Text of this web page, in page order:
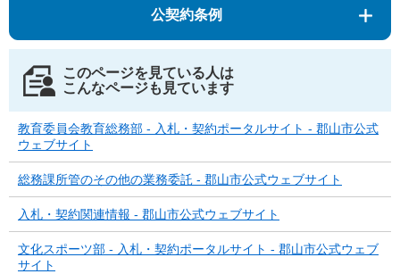
公契約条例
このページを見ている人は
こんなページも見ています
教育委員会教育総務部 - 入札・契約ポータルサイト - 郡山市公式
ウェブサイト
総務課所管のその他の業務委託 - 郡山市公式ウェブサイト
入札・契約関連情報 - 郡山市公式ウェブサイト
文化スポーツ部 - 入札・契約ポータルサイト - 郡山市公式ウェブ
サイト